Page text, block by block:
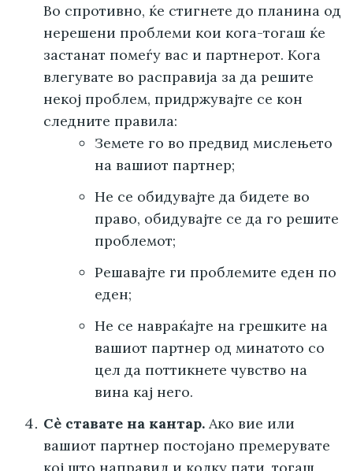
Во спротивно, ќе стигнете до планина од
нерешени проблеми кои кога-тогаш ќе
застанат помеѓу вас и партнерот. Кога
влегувате во расправија за да решите
некој проблем, придржувајте се кон
следните правила:
Земете го во предвид мислењето
на вашиот партнер;
Не се обидувајте да бидете во
право, обидувајте се да го решите
проблемот;
Решавајте ги проблемите еден по
еден;
Не се навраќајте на грешките на
вашиот партнер од минатото со
цел да поттикнете чувство на
вина кај него.
Сè ставате на кантар. Ако вие или
вашиот партнер постојано премерувате
кој што направил и колку пати, тогаш